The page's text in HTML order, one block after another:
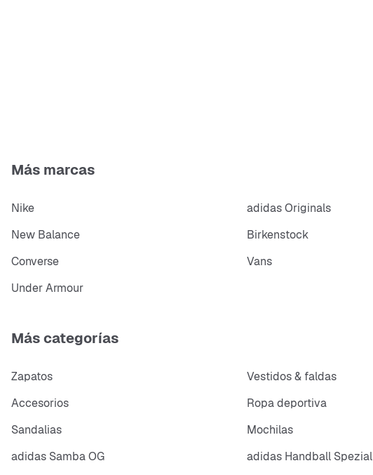
Más marcas
Nike adidas Originals
New Balance
Birkenstock
Converse
Vans
Under Armour
Más categorías
Zapatos Vestidos & faldas
Accesorios
Ropa deportiva
Sandalias
Mochilas
adidas Samba OG
adidas Handball Spezial